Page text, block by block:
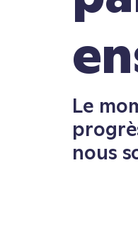
Le
nous